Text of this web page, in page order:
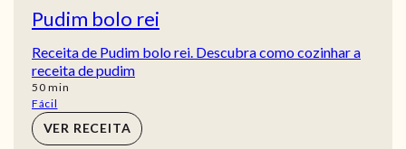
Pudim bolo rei
Receita de Pudim bolo rei. Descubra como cozinhar a
receita de pudim
50min
min
Fácil
VER RECEITA